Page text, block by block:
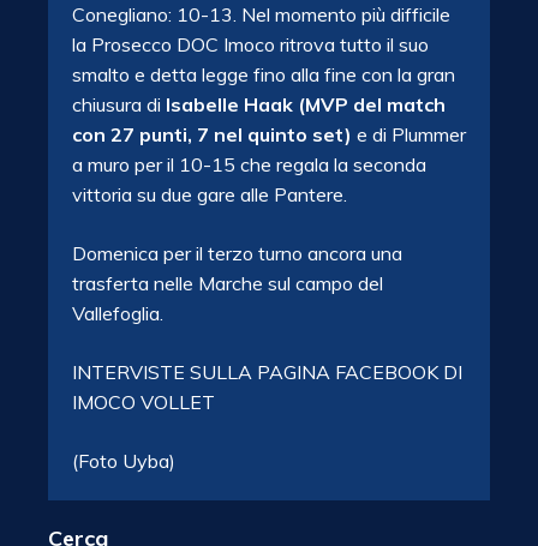
Conegliano: 10-13. Nel momento più difficile
la Prosecco DOC Imoco ritrova tutto il suo
smalto e detta legge fino alla fine con la gran
chiusura di Isabelle Haak (MVP del match
con 27 punti, 7 nel quinto set) e di Plummer
a muro per il 10-15 che regala la seconda
vittoria su due gare alle Pantere.
Domenica per il terzo turno ancora una
trasferta nelle Marche sul campo del
Vallefoglia.
INTERVISTE SULLA PAGINA FACEBOOK DI
IMOCO VOLLET
(Foto Uyba)
Cerca